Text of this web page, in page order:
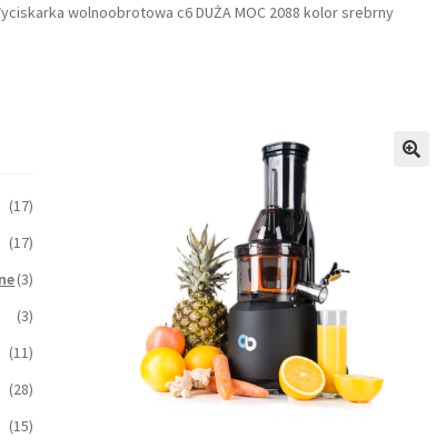
wolnoobrotowa c6 DUŻA MOC 2088 kolor srebrny
(17)
(17)
(3)
(3)
(11)
(28)
(15)